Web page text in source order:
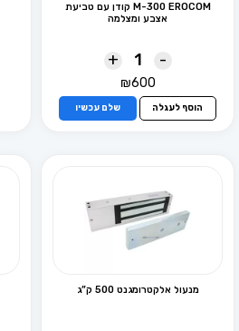
M-300 EROCOM קודן עם טביעת
אצבע ומצלמה
-
+
₪600
הוסף לעגלה שלם עכשיו
מנעול אלקטרומגנט 500 ק”ג